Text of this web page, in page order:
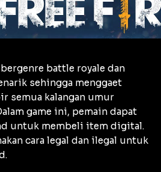
bergenre battle royale dan
sehingga menggaet
semua kalangan umur
game ini, pemain dapat
untuk membeli item digital.
cara legal dan ilegal untuk